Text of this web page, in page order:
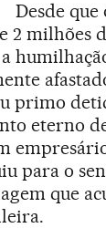
Desde
2 milhões
primo
eterno
para o
que